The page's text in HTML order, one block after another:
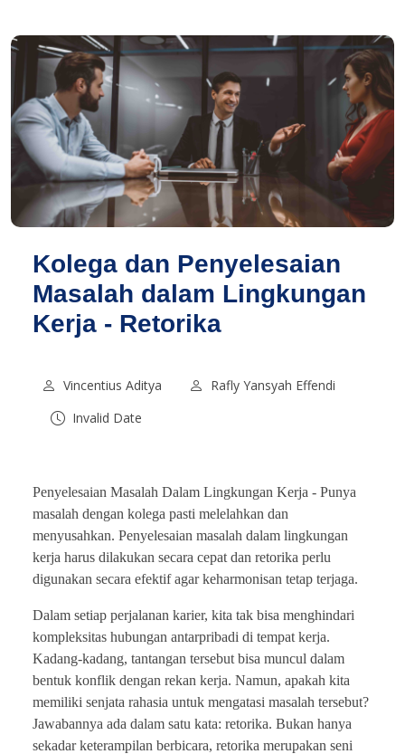
Kolega dan Penyelesaian
Masalah dalam Lingkungan
Kerja - Retorika
Vincentius Aditya
Rafly Yansyah Effendi
Invalid Date
Penyelesaian Masalah Dalam Lingkungan Kerja - Punya
masalah dengan kolega pasti melelahkan dan
menyusahkan. Penyelesaian masalah dalam lingkungan
kerja harus dilakukan secara cepat dan retorika perlu
digunakan secara efektif agar keharmonisan tetap terjaga.
Dalam setiap perjalanan karier, kita tak bisa menghindari
kompleksitas hubungan antarpribadi di tempat kerja.
Kadang-kadang, tantangan tersebut bisa muncul dalam
bentuk konflik dengan rekan kerja. Namun, apakah kita
memiliki senjata rahasia untuk mengatasi masalah tersebut?
Jawabannya ada dalam satu kata: retorika. Bukan hanya
sekadar keterampilan berbicara, retorika merupakan seni